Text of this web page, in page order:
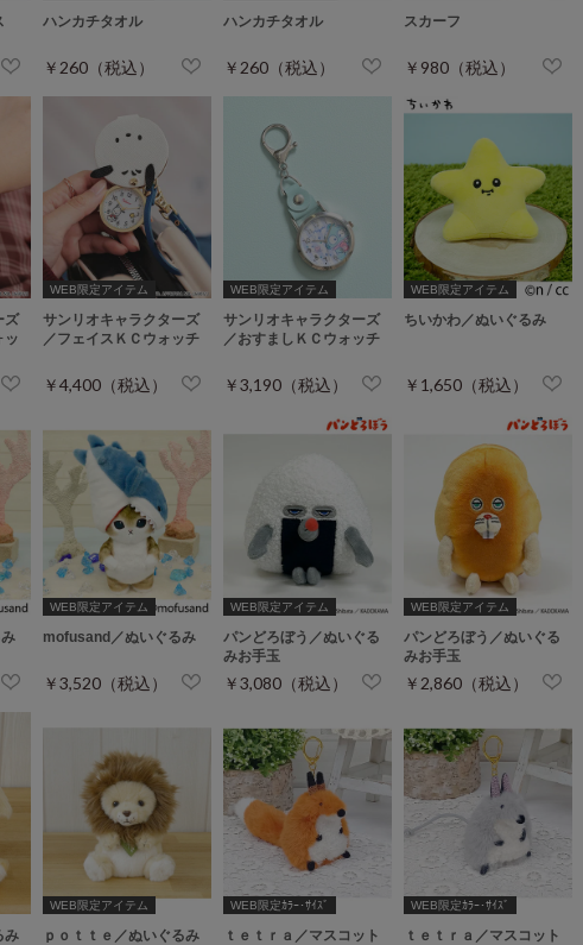
ハンカチタオル
￥260（税込）
ハンカチタオル
￥260（税込）
スカーフ
￥980（税込）
ズ
ッ
WEB限定アイテム
サンリオキャラクターズ
／フェイスＫＣウォッチ
￥4,400（税込）
WEB限定アイテム
サンリオキャラクターズ
／おすましＫＣウォッチ
￥3,190（税込）
WEB限定アイテム
ちいかわ／ぬいぐるみ
￥1,650（税込）
WEB限定アイテム
mofusand／ぬいぐるみ
￥3,520（税込）
WEB限定アイテム
パンどろぼう／ぬいぐる
みお手玉
￥3,080（税込）
WEB限定アイテム
パンどろぼう／ぬいぐる
みお手玉
￥2,860（税込）
み
WEB限定アイテム
ｐｏｔｔｅ／ぬいぐるみ
WEB限定ｶﾗｰ･ｻｲｽﾞ
ｔｅｔｒａ／マスコット
WEB限定ｶﾗｰ･ｻｲｽﾞ
ｔｅｔｒａ／マスコット